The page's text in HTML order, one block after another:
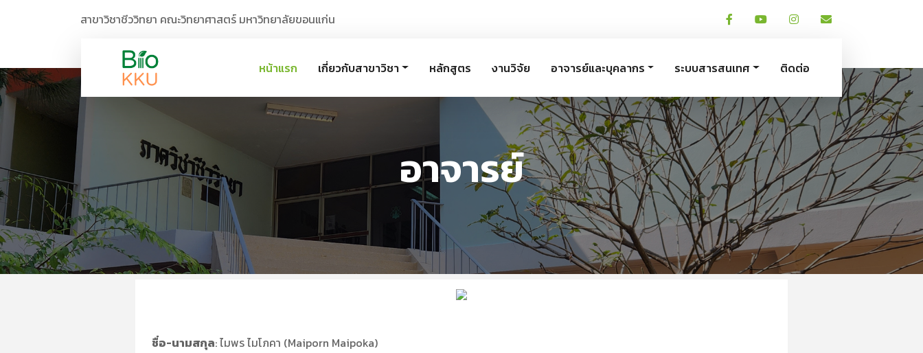
สาขาวิชาชีววิทยา คณะวิทยาศาสตร์ มหาวิทยาลัยขอนแก่น
หน้าแรก เกี่ยวกับสาขาวิชา หลักสูตร งานวิจัย อาจารย์และบุคลากร ระบบสารสนเทศ ติดต่อ
อาจารย์
ชื่อ-นามสกุล: ไมพร ไมโภคา (Maiporn Maipoka)